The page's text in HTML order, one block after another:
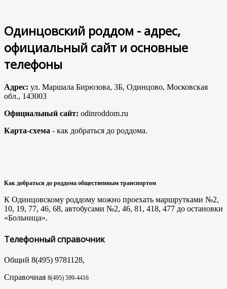
Одинцовский роддом - адрес,
официальный сайт и основные
телефоны
Адрес: ул. Маршала Бирюзова, 3Б, Одинцово, Московская
обл., 143003
Официальный сайт: odinroddom.ru
Карта-схема - как добраться до роддома.
Как добраться до роддома общественным транспортом
К Одинцовскому роддому можно проехать маршрутками №2,
10, 19, 77, 46, 68, автобусами №2, 46, 81, 418, 477 до остановки
«Больница».
Телефонный справочник
Общий 8(495) 9781128,
Справочная 8(495) 599-4416